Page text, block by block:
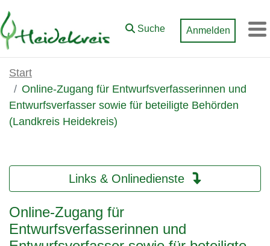
Zum Hauptinhalt springen
Suche Anmelden
Start
Online-Zugang für Entwurfsverfasserinnen und
Entwurfsverfasser sowie für beteiligte Behörden
(Landkreis Heidekreis)
Links & Onlinedienste
Online-Zugang für
Entwurfsverfasserinnen und